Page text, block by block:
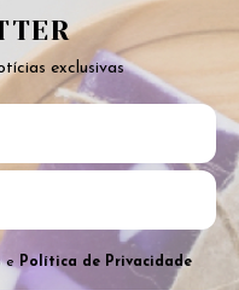
exclusivas
e Política de Privacidade